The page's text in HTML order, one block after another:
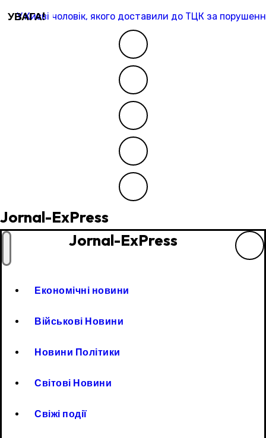
до
УВАГА!
У Києві чоловік, якого доставили до ТЦК за
Jornal-ExPress
Jornal-ExPress
Економічні новини
Військові Новини
Новини Політики
Світові Новини
Свіжі події